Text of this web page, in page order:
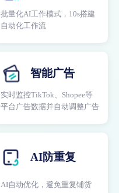
批量化AI工作模式，10s搭建
自动化工作流
智能广告
实时监控TikTok、Shopee等
平台广告数据并自动调整广告
AI防重复
AI自动优化，避免重复铺货